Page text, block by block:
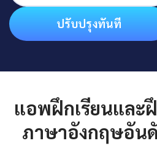
ปรับปรุงทันที
แอพฝึกเรียนและ
ภาษาอังกฤษอัน